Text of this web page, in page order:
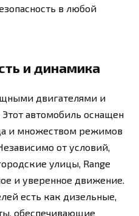
в любой
и динамика
двигателями и
автомобиль оснащен
и множеством режимов
от условий,
улицы, Range
и уверенное движение.
есть как дизельные,
обеспечивающие